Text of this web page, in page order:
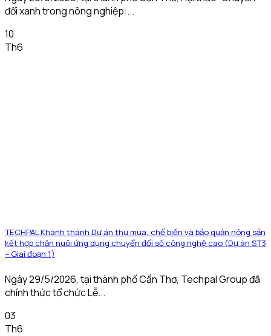
đổi xanh trong nông nghiệp:...
10
Th6
TECHPAL Khánh thành Dự án thu mua, chế biến và bảo quản nông sản
kết hợp chăn nuôi ứng dụng chuyển đổi số công nghệ cao (Dự án ST3
– Giai đoạn 1)
Ngày 29/5/2026, tại thành phố Cần Thơ, Techpal Group đã
chính thức tổ chức Lễ...
03
Th6